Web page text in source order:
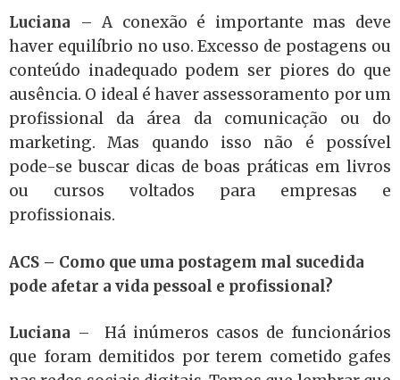
Luciana –A conexão é importante mas deve
haver equilíbrio no uso. Excesso de postagens ou
conteúdo inadequado podem ser piores do que
ausência. O ideal é haver assessoramento por um
profissional da área da comunicação ou do
marketing. Mas quando isso não é possível
pode-se buscar dicas de boas práticas em livros
ou cursos voltados para empresas e
profissionais.
ACS – Como que uma postagem mal sucedida
pode afetar a vida pessoal e profissional?
Luciana –
Há inúmeros casos de funcionários
que foram demitidos por terem cometido gafes